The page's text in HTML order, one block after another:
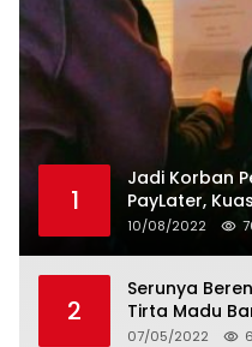
1
Jadi Korban
PayLater,
Penangguhan
10/08/2022
2
Serunya
Tirta Madu
07/05/2022